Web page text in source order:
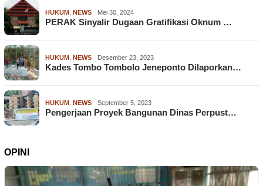
HUKUM , NEWS Mei 30, 2024
PERAK Sinyalir Dugaan Gratifikasi Oknum …
HUKUM , NEWS Desember 23, 2023
Kades Tombo Tombolo Jeneponto Dilaporkan…
HUKUM , NEWS September 5, 2023
Pengerjaan Proyek Bangunan Dinas Perpust…
OPINI